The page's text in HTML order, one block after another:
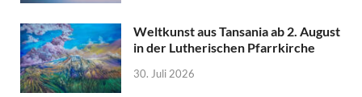
Weltkunst aus Tansania ab 2. August
in der Lutherischen Pfarrkirche
30. Juli 2026